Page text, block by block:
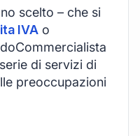
scelto – che si
IVA o
di servizi di
preoccupazioni